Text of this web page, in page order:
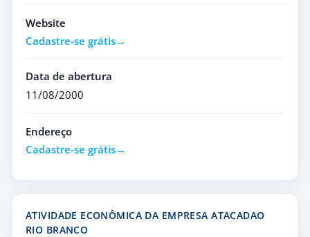
Website
Cadastre-se grátis
Data de abertura
11/08/2000
Endereço
Cadastre-se grátis
ATIVIDADE ECONÔMICA DA EMPRESA ATACADAO
RIO BRANCO